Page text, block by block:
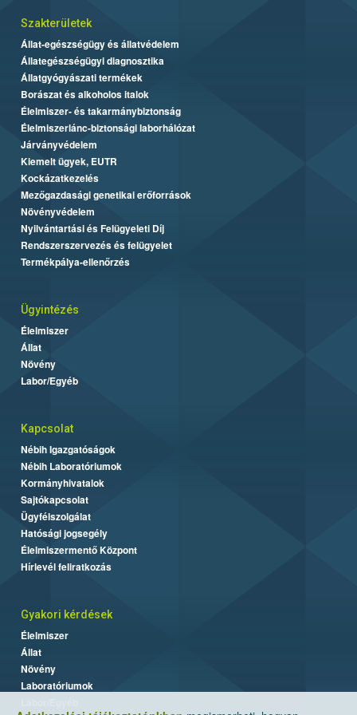
Szakterületek
Állat-egészségügy és állatvédelem
Állategészségügyi diagnosztika
Állatgyógyászati termékek
Borászat és alkoholos italok
Élelmiszer- és takarmánybiztonság
Élelmiszerlánc-biztonsági laborhálózat
Járványvédelem
Kiemelt ügyek, EUTR
Kockázatkezelés
Mezőgazdasági genetikai erőforrások
Növényvédelem
Nyilvántartási és Felügyeleti Díj
Rendszerszervezés és felügyelet
Termékpálya-ellenőrzés
Ügyintézés
Élelmiszer
Állat
Növény
Labor/Egyéb
Kapcsolat
Nébih Igazgatóságok
Nébih Laboratóriumok
Kormányhivatalok
Sajtókapcsolat
Ügyfélszolgálat
Hatósági jogsegély
Élelmiszermentő Központ
Hírlevél feliratkozás
Gyakori kérdések
Élelmiszer
Állat
Növény
Laboratóriumok